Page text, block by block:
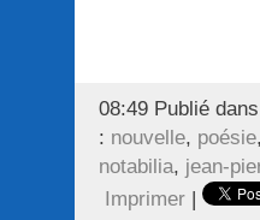
08:49 Publié
: nouvelle, poésie
notabilia, jean-
Imprimer |